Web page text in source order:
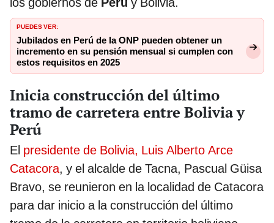
PUEDES VER:
Jubilados en Perú de la ONP pueden obtener un
incremento en su pensión mensual si cumplen con
estos requisitos en 2025
Inicia construcción del último
tramo de carretera entre Bolivia y
Perú
El presidente de Bolivia, Luis Alberto Arce
Catacora, y el alcalde de Tacna, Pascual Güisa
Bravo, se reunieron en la localidad de Catacora
para dar inicio a la construcción del último